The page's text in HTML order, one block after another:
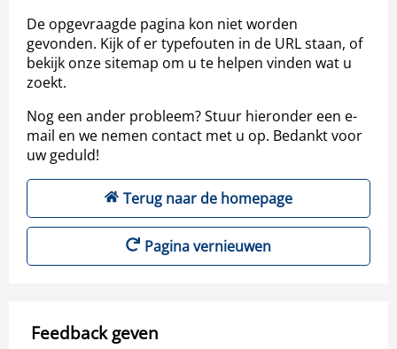
De opgevraagde pagina kon niet worden
gevonden. Kijk of er typefouten in de URL staan, of
bekijk onze sitemap om u te helpen vinden wat u
zoekt.
Nog een ander probleem? Stuur hieronder een e-
mail en we nemen contact met u op. Bedankt voor
uw geduld!
Terug naar de homepage
Pagina vernieuwen
Feedback geven